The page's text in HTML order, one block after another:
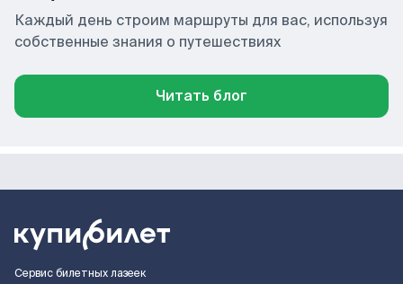
Каждый день строим маршруты для вас, используя
собственные знания о путешествиях
Читать блог
Сервис билетных лазеек